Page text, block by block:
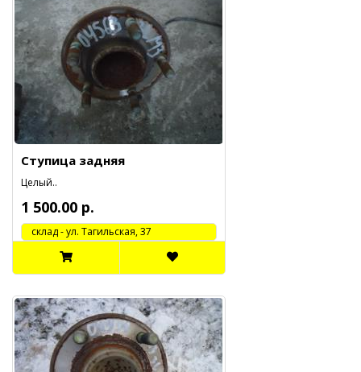
Ступица задняя
Целый..
1 500.00 р.
cклад - ул. Тагильская, 37